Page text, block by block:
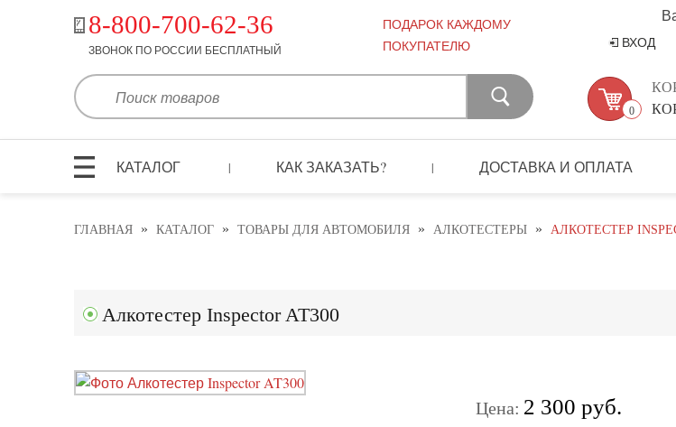
8-800-700-62-36
ЗВОНОК ПО РОССИИ БЕСПЛАТНЫЙ
ПОДАРОК КАЖДОМУ
ПОКУПАТЕЛЮ
ВХОД
0
КАТАЛОГ | КАК ЗАКАЗАТЬ? | ДОСТАВКА И ОПЛАТА
ГЛАВНАЯ » КАТАЛОГ » ТОВАРЫ ДЛЯ АВТОМОБИЛЯ » АЛКОТЕСТЕРЫ » АЛКОТЕСТЕР
Алкотестер Inspector AT300
Цена: 2 300 руб.